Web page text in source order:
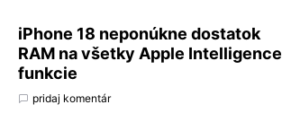
iPhone 18 neponúkne dostatok
RAM na všetky Apple Intelligence
funkcie
pridaj komentár